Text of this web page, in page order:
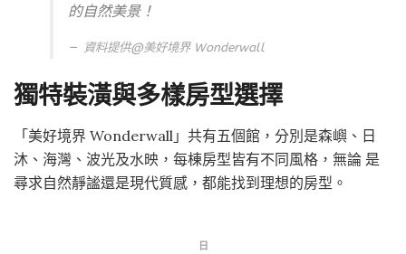
的自然美景！
資料提供@美好境界 Wonderwall
獨特裝潢與多樣房型選擇
「美好境界 Wonderwall」共有五個館，分別是森嶼、日
沐、海灣、波光及水映，每棟房型皆有不同風格，無論 是
尋求自然靜謐還是現代質感，都能找到理想的房型。
日